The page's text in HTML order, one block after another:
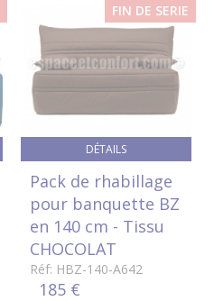
DÉTAILS
FIN DE SERIE
Pack de rhabillage
pour banquette BZ
en 140 cm - Tissu
CHOCOLAT
Réf: HBZ-140-A642
185 €